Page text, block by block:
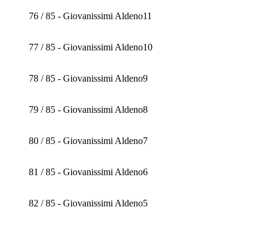
76 / 85 - Giovanissimi Aldeno11
77 / 85 - Giovanissimi Aldeno10
78 / 85 - Giovanissimi Aldeno9
79 / 85 - Giovanissimi Aldeno8
80 / 85 - Giovanissimi Aldeno7
81 / 85 - Giovanissimi Aldeno6
82 / 85 - Giovanissimi Aldeno5